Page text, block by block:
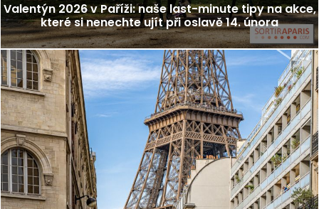
Valentýn 2026 v Paříži: naše last-minute tipy na akce,
které si nenechte ujít při oslavě 14. února